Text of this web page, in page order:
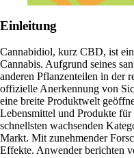
Einleitung
Cannabidiol, kurz CBD, ist
Cannabis. Aufgrund seines
anderen Pflanzenteilen in der
offizielle Anerkennung von
eine breite Produktwelt
Lebensmittel und Produkte
schnellsten wachsenden
Markt. Mit zunehmender
Effekte. Anwender berichten